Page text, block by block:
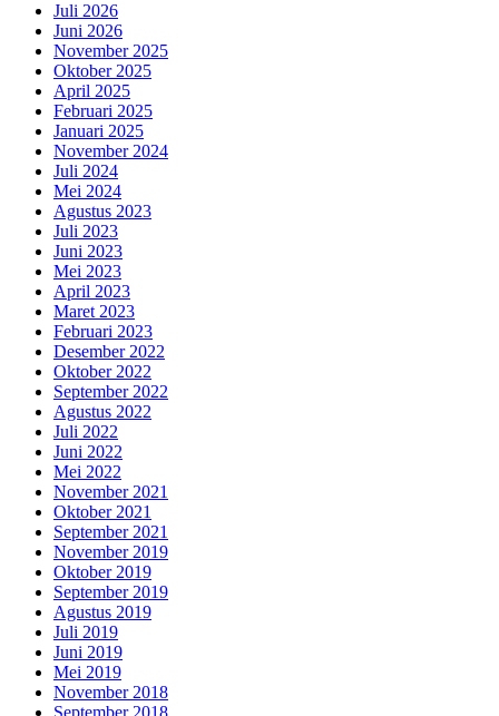
Juli 2026
Juni 2026
November 2025
Oktober 2025
April 2025
Februari 2025
Januari 2025
November 2024
Juli 2024
Mei 2024
Agustus 2023
Juli 2023
Juni 2023
Mei 2023
April 2023
Maret 2023
Februari 2023
Desember 2022
Oktober 2022
September 2022
Agustus 2022
Juli 2022
Juni 2022
Mei 2022
November 2021
Oktober 2021
September 2021
November 2019
Oktober 2019
September 2019
Agustus 2019
Juli 2019
Juni 2019
Mei 2019
November 2018
September 2018